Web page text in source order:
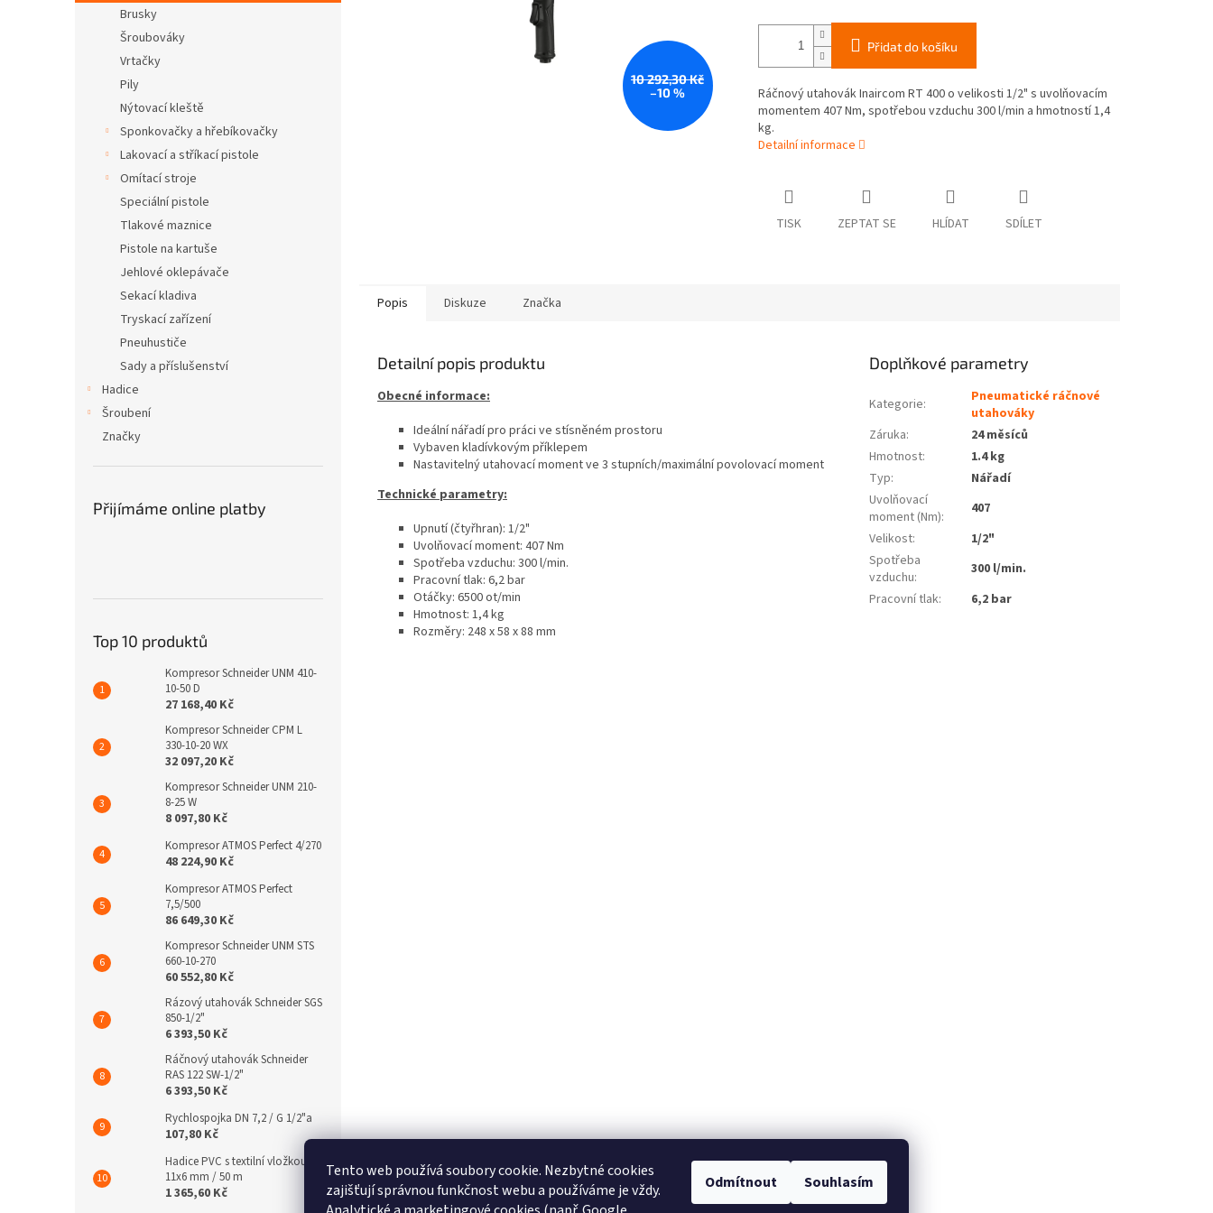
Tento web používá soubory cookie. Nezbytné cookies
zajišťují správnou funkčnost webu a používáme je vždy.
Odmítnout Souhlasím
n
Brusky
Šroubováky
Vrtačky
Pily
Nýtovací kleště
Sponkovačky a hřebíkovačky
Lakovací a stříkací pistole
Omítací stroje
Speciální pistole
Tlakové maznice
Pistole na kartuše
Jehlové oklepávače
Sekací kladiva
Tryskací zařízení
Pneuhustiče
Sady a příslušenství
Hadice
Šroubení
Značky
Přijímáme online platby
Top 10 produktů
Kompresor Schneider UNM 410-
10-50 D
27 168,40 Kč
Kompresor Schneider CPM L
330-10-20 WX
32 097,20 Kč
Kompresor Schneider UNM 210-
8-25 W
8 097,80 Kč
Kompresor ATMOS Perfect 4/270
48 224,90 Kč
Kompresor ATMOS Perfect
7,5/500
86 649,30 Kč
Kompresor Schneider UNM STS
660-10-270
60 552,80 Kč
Rázový utahovák Schneider SGS
850-1/2"
6 393,50 Kč
Ráčnový utahovák Schneider
RAS 122 SW-1/2"
6 393,50 Kč
Rychlospojka DN 7,2 / G 1/2"a
107,80 Kč
Hadice PVC s textilní vložkou
11x6 mm / 50 m
1 365,60 Kč
10 292,30 Kč
–10 %
Přidat do košíku
Ráčnový utahovák Inaircom RT 400 o velikosti 1/2" s uvolňovacím
momentem 407 Nm, spotřebou vzduchu 300 l/min a hmotností 1,4
kg.
Detailní informace
TISK ZEPTAT SE HLÍDAT SDÍLET
Popis Diskuze Značka
Detailní popis produktu
Obecné informace:
Ideální nářadí pro práci ve stísněném prostoru
Vybaven kladívkovým příklepem
Nastavitelný utahovací moment ve 3 stupních/maximální povolovací moment
Technické parametry:
Upnutí (čtyřhran): 1/2"
Uvolňovací moment: 407 Nm
Spotřeba vzduchu: 300 l/min.
Pracovní tlak: 6,2 bar
Otáčky: 6500 ot/min
Hmotnost: 1,4 kg
Rozměry: 248 x 58 x 88 mm
Doplňkové parametry
Kategorie:
Pneumatické ráčnové
utahováky
Záruka:
24 měsíců
Hmotnost:
1.4 kg
Typ:
Nářadí
Uvolňovací
moment (Nm):
407
Velikost:
1/2"
Spotřeba
vzduchu:
300 l/min.
Pracovní tlak: 6,2 bar